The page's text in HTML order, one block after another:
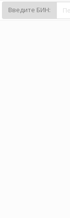
Введите БИН: